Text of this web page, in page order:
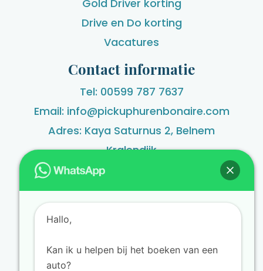
Gold Driver korting
Drive en Do korting
Vacatures
Contact informatie
Tel: 00599 787 7637
Email: info@pickuphurenbonaire.com
Adres: Kaya Saturnus 2, Belnem
Kralendijk
Algemene voorwaarden
Hallo,
Kan ik u helpen bij het boeken van een
auto?